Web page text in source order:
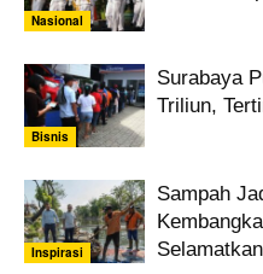
Nasional
Bisnis
Surabaya
Triliun,
Inspirasi
Sampah